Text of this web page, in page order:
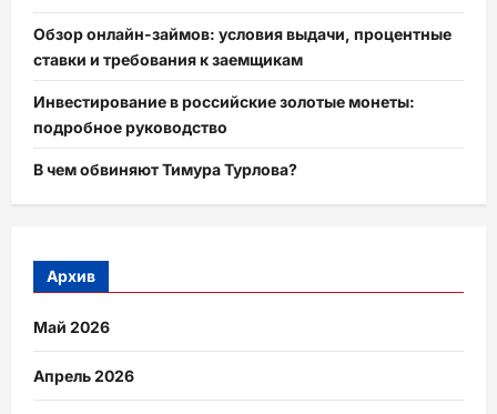
Обзор онлайн-займов: условия выдачи, процентные
ставки и требования к заемщикам
Инвестирование в российские золотые монеты:
подробное руководство
В чем обвиняют Тимура Турлова?
Архив
Май 2026
Апрель 2026